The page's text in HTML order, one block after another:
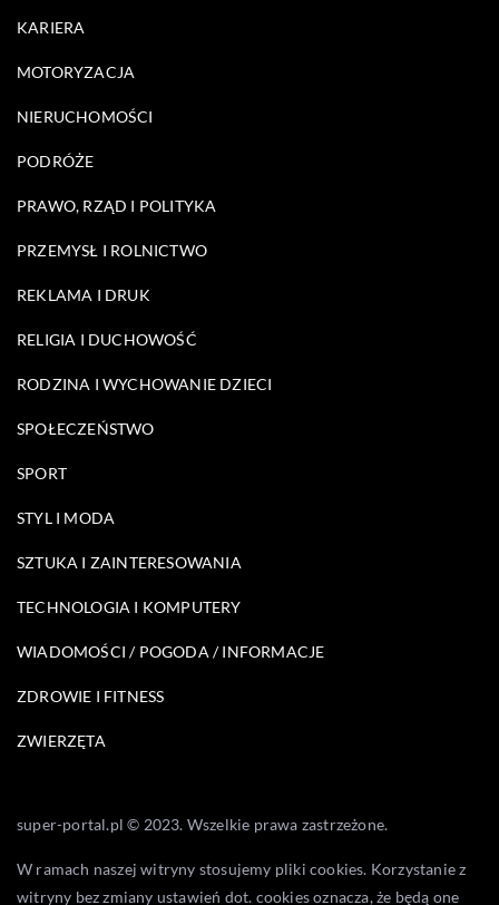
KARIERA
MOTORYZACJA
NIERUCHOMOŚCI
PODRÓŻE
PRAWO, RZĄD I POLITYKA
PRZEMYSŁ I ROLNICTWO
REKLAMA I DRUK
RELIGIA I DUCHOWOŚĆ
RODZINA I WYCHOWANIE DZIECI
SPOŁECZEŃSTWO
SPORT
STYL I MODA
SZTUKA I ZAINTERESOWANIA
TECHNOLOGIA I KOMPUTERY
WIADOMOŚCI / POGODA / INFORMACJE
ZDROWIE I FITNESS
ZWIERZĘTA
super-portal.pl © 2023. Wszelkie prawa zastrzeżone.
W ramach naszej witryny stosujemy pliki cookies. Korzystanie z
witryny bez zmiany ustawień dot. cookies oznacza, że będą one